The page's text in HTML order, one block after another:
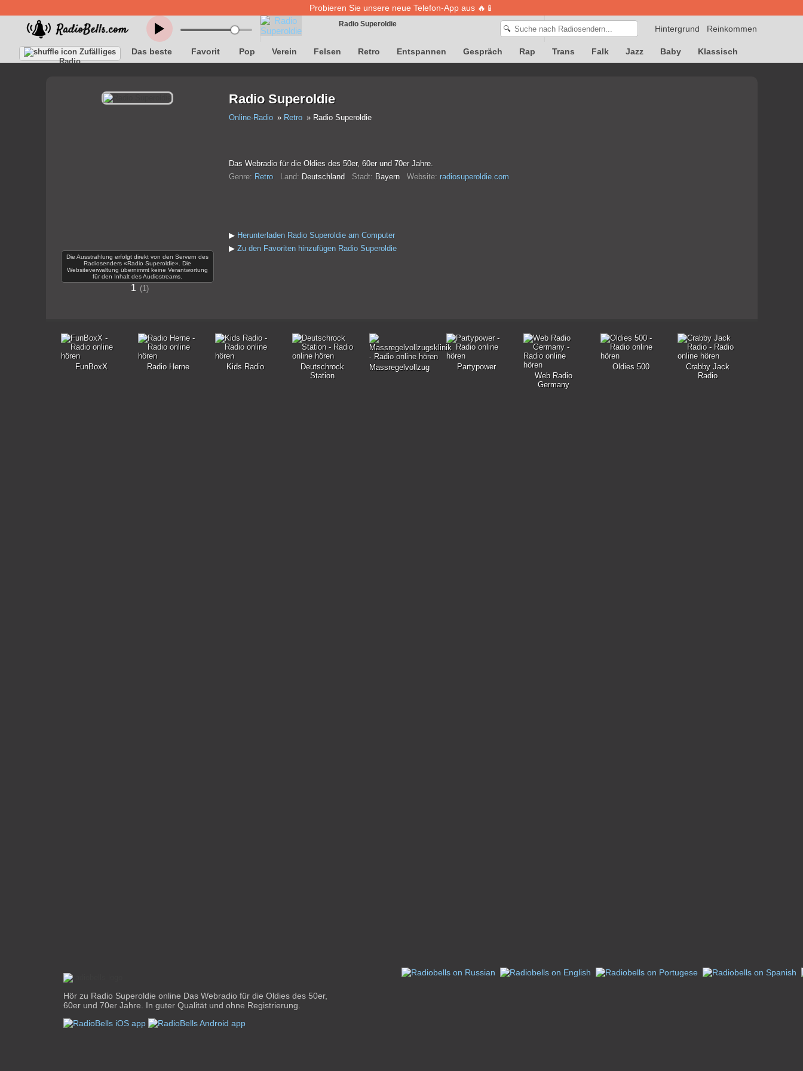
Probieren Sie unsere neue Telefon-App aus 🔥📱
Reinkommen
Hintergrund
🔍
Radio Superoldie
Zufälliges
Radio
Das beste Favorit Pop Verein Felsen Retro Entspannen Gespräch Rap Trans Falk Jazz Baby Klassisch
Die Ausstrahlung erfolgt direkt von den Servern des
Radiosenders «Radio Superoldie». Die
Websiteverwaltung übernimmt keine Verantwortung
für den Inhalt des Audiostreams.
1 1
Radio Superoldie
Online-Radio Retro Radio Superoldie
Das Webradio für die Oldies des 50er, 60er und 70er Jahre.
Genre: Retro Land: Deutschland Stadt: Bayern Website: radiosuperoldie.com
▶ Herunterladen Radio Superoldie am Computer
▶ Zu den Favoriten hinzufügen Radio Superoldie
FunBoxX Radio Herne Kids Radio
Deutschrock
Station
Massregelvollzugsklinik
Partypower
Web Radio
Germany
Oldies 500
Crabby Jack
Radio
Hör zu Radio Superoldie online Das Webradio für die Oldies des 50er,
60er und 70er Jahre. In guter Qualität und ohne Registrierung.